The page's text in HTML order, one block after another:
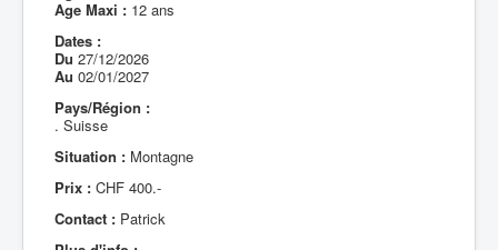
Age Maxi : 12 ans
Dates :
Du 27/12/2026
Au 02/01/2027
Pays/Région :
. Suisse
Situation : Montagne
Prix : CHF 400.-
Contact : Patrick